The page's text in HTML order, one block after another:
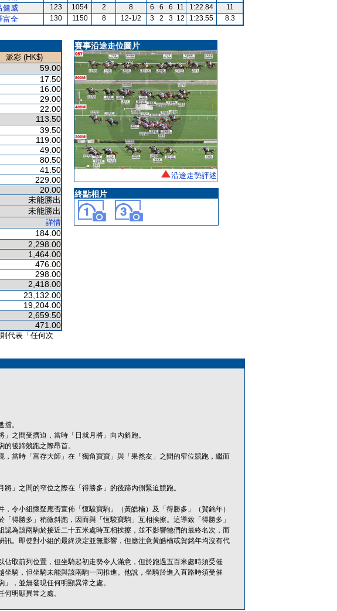
健威 123 1054 2 8 6 6 6 11 1:22.84
11
富全 130 1150 8 12-1/2 3 2 3 12 1:23.55 8.3
派彩 (HK$)
59.00
17.50
16.00
29.00
22.00
113.50
39.50
119.00
49.00
80.50
41.50
229.00
20.00
未能勝出
未能勝出
詳情
184.00
2,298.00
1,464.00
476.00
298.00
2,418.00
23,132.00
19,204.00
2,659.50
471.00
代表「任何次
賽事沿途走位圖片
沿途走勢評述
終點相片
。
之間受擠迫，當時「日就月將」向內斜跑。
後蹄競跑之際昂首。
當時「富存大師」在「獨角寶寶」與「果然友」之間的窄位競跑，繼而
」之間的窄位之際在「得勝多」的後蹄內側緊迫競跑。
令小組懷疑應否宣佈「恆駿寶駒」（黃皓楠）及「得勝多」（賀銘年）
得勝多」稍微斜跑，因而與「恆駿寶駒」互相挨擦。這導致「得勝多」
為該兩駒於接近二十五米處時互相挨擦，並不影響牠們的最終名次，而
。即使對小組的最終決定並無影響，但應注意黃皓楠或賀銘年均沒有代
取前列位置，但坐騎起初走勢令人滿意，但於跑過五百米處時須受催
騎，但坐騎未能與該兩駒一同推進。他說，坐騎於進入直路時須受催
，並無發現任何明顯異常之處。
明顯異常之處。